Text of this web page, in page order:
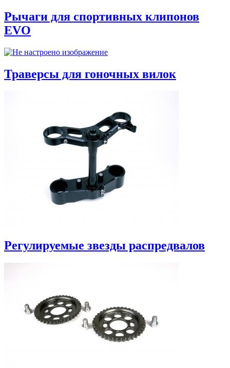
Рычаги для спортивных клипонов
EVO
Траверсы для гоночных вилок
Регулируемые звезды распредвалов